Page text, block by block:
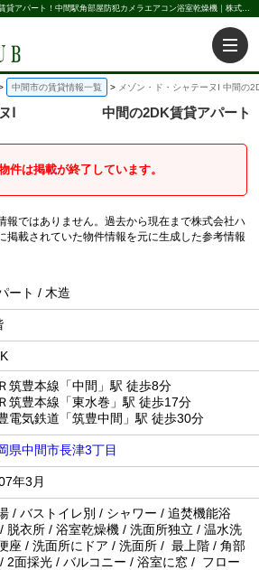
メゾン・ド・シャテーヌⅠ 中間の2DK賃貸アパート！中間駅角部屋防犯カメラエアコン浴室乾燥機｜株式会社ハウス倶楽部
中間市の賃貸情報一覧 メゾン・ド・シャテーヌⅠ 中間の
Ⅰ 中間の2DK賃貸アパート
件は掲載が終了しています。
ではありません。過去から現在まで株式会社ハ
掲載されていた物件情報を元に生成した参考情報
ート / 木造
Ｒ筑豊本線「中間」駅 徒歩8分
Ｒ筑豊本線「東水巻」駅 徒歩17分
電気鉄道「筑豊中間」駅 徒歩30分
県中間市長津3丁目
年3月
/ バストイレ別 / シャワー / 追焚機能浴
脱衣所 / 浴室乾燥機 / 洗面所独立 / 温水洗
座 / 洗面所にドア / 洗面所 / 最上階 / 角部
2面採光 / バルコニー / 浴室に窓 / フロー